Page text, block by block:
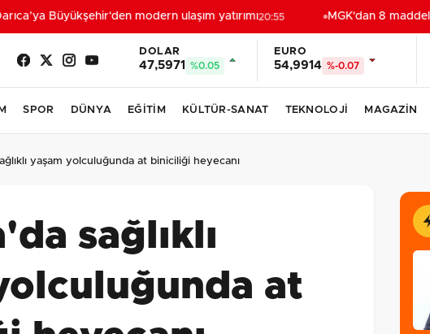
Büyükşehir'den modern ulaşım yatırımı 20:55 MGK'dan 8
DOLAR
47,5971 %0.05
EURO
54,9914 %-0.07
SPOR DÜNYA EĞİTİM KÜLTÜR-SANAT TEKNOLOJİ MAGAZİN
yaşam yolculuğunda at biniciliği heyecanı
sağlıklı
at